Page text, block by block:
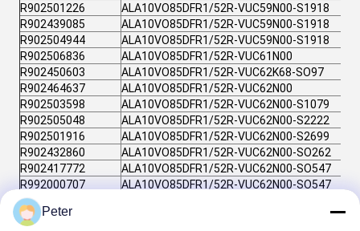
R902501226
ALA10VO85DFR1/52R-VUC59N00-S1918
R902439085
ALA10VO85DFR1/52R-VUC59N00-S1918
R902504944
ALA10VO85DFR1/52R-VUC59N00-S1918
R902506836
ALA10VO85DFR1/52R-VUC61N00
R902450603
ALA10VO85DFR1/52R-VUC62K68-SO97
R902464637
ALA10VO85DFR1/52R-VUC62N00
R902503598
ALA10VO85DFR1/52R-VUC62N00-S1079
R902505048
ALA10VO85DFR1/52R-VUC62N00-S2222
R902501916
ALA10VO85DFR1/52R-VUC62N00-S2699
R902432860
ALA10VO85DFR1/52R-VUC62N00-SO262
R902417772
ALA10VO85DFR1/52R-VUC62N00-SO547
R992000707
ALA10VO85DFR1/52R-VUC62N00-SO547
R902541323
R902406324
ALA10VO85DFR1/52R-VUC73N00ES1705
Peter